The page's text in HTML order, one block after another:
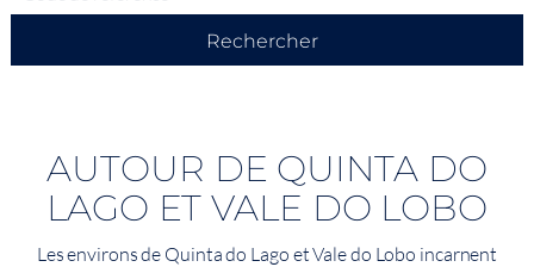
Rechercher
AUTOUR DE QUINTA DO
LAGO ET VALE DO LOBO
Les environs de Quinta do Lago et Vale do Lobo incarnent